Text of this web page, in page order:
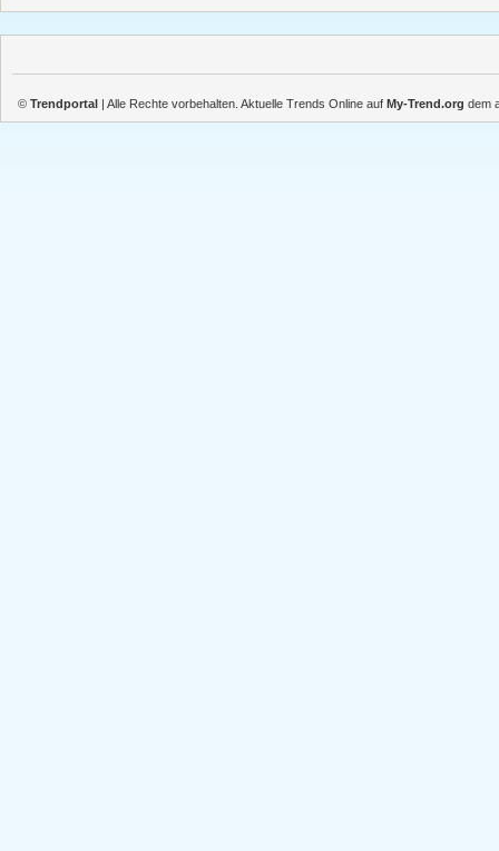
© Trendportal | Alle Rechte vorbehalten. Aktuelle Trends Online auf My-Trend.org dem